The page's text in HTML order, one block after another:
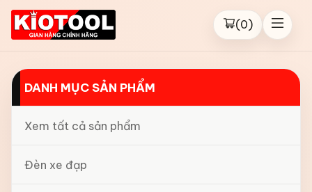
(0)
DANH MỤC SẢN PHẨM
Xem tất cả sản phẩm
Đèn xe đạp